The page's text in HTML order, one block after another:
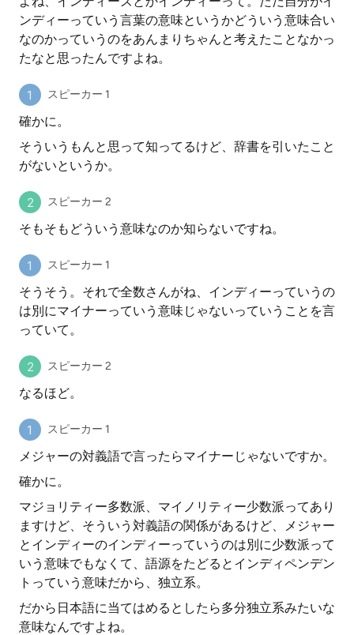
ンディーっていう言葉の意味というかどういう意味合い
なのかっていうのをあんまりちゃんと考えたことなかっ
たなと思ったんですよね。
スピーカー 1
確かに。
そういうもんと思って知ってるけど、辞書を引いたこと
がないというか。
スピーカー 2
そもそもどういう意味なのか知らないですね。
スピーカー 1
そうそう。それで全数さんがね、インディーっていうの
は別にマイナーっていう意味じゃないっていうことを言
っていて。
スピーカー 2
なるほど。
スピーカー 1
メジャーの対義語で言ったらマイナーじゃないですか。
確かに。
マジョリティー多数派、マイノリティー少数派ってあり
ますけど、そういう対義語の関係があるけど、メジャー
とインディーのインディーっていうのは別に少数派って
いう意味でもなくて、語源をたどるとインディペンデン
トっていう意味だから、独立系。
だから日本語に当てはめるとしたら多分独立系みたいな
意味なんですよね。